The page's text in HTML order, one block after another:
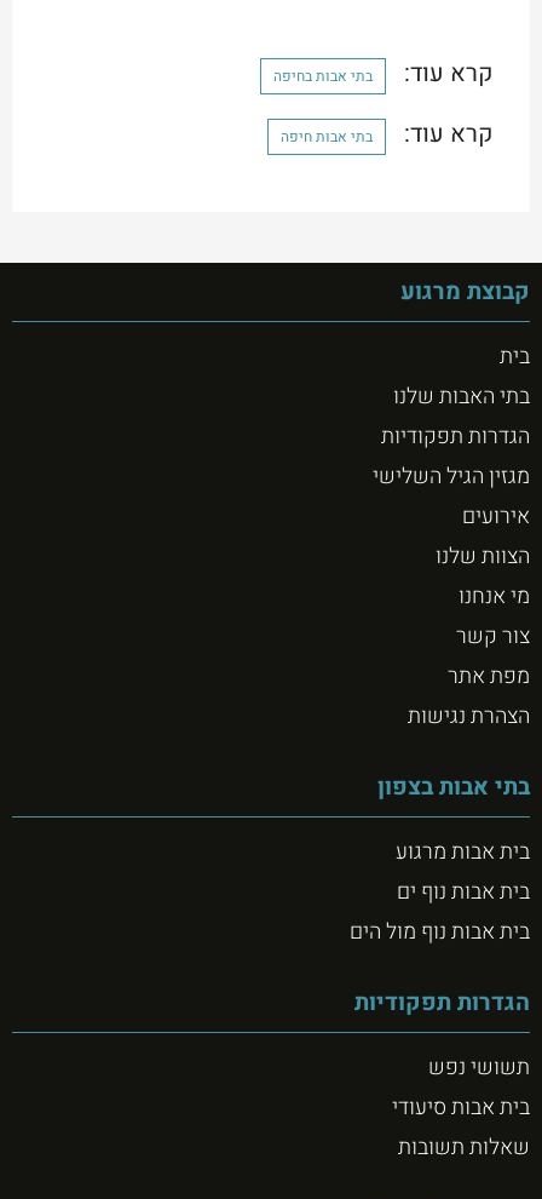
קרא עוד: בתי אבות בחיפה
קרא עוד: בתי אבות חיפה
קבוצת מרגוע
בית
בתי האבות שלנו
הגדרות תפקודיות
מגזין הגיל השלישי
אירועים
הצוות שלנו
מי אנחנו
צור קשר
מפת אתר
הצהרת נגישות
בתי אבות בצפון
בית אבות מרגוע
בית אבות נוף ים
בית אבות נוף מול הים
הגדרות תפקודיות
תשושי נפש
בית אבות סיעודי
שאלות תשובות